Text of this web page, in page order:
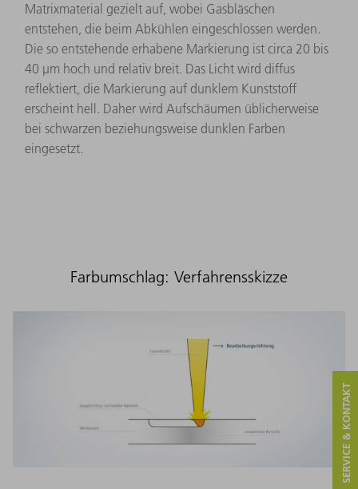
Matrixmaterial gezielt auf, wobei Gasbläschen
entstehen, die beim Abkühlen eingeschlossen werden.
Die so entstehende erhabene Markierung ist circa 20 bis
40 μm hoch und relativ breit. Das Licht wird diffus
reflektiert, die Markierung auf dunklem Kunststoff
erscheint hell. Daher wird Aufschäumen üblicherweise
bei schwarzen beziehungsweise dunklen Farben
eingesetzt.
Farbumschlag: Verfahrensskizze
SERVICE & KONTAKT